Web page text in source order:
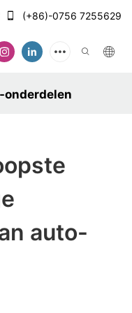
(+86)-0756 7255629
onderdelen
auto-